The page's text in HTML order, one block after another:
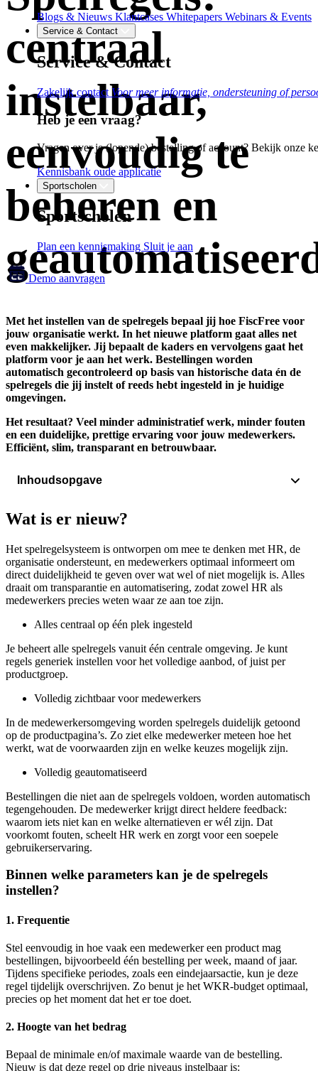
Blogs & Nieuws Klantcases Whitepapers Webinars & Events
Service & Contact
Service & Contact
Zakelijk contact Voor meer informatie, ondersteuning of
Heb je een vraag?
Vragen over je (lopende) bestelling of account? Bekijk onze
Kennisbank oude applicatie
Sportscholen
Sportscholen
Plan een kennismaking Sluit je aan
Demo aanvragen
centraal
instelbaar,
eenvoudig te
beheren en
Met het instellen van de spelregels bepaal jij hoe FiscFree voor
jouw organisatie werkt. In het nieuwe platform gaat alles net
even makkelijker. Jij bepaalt de kaders en vervolgens gaat het
platform voor je aan het werk. Bestellingen worden
automatisch gecontroleerd op basis van historische data én de
spelregels die jij instelt of reeds hebt ingesteld in je huidige
omgevingen.
Het resultaat? Veel minder administratief werk, minder fouten
en een duidelijke, prettige ervaring voor jouw medewerkers.
Efficiënt, slim, transparant en betrouwbaar.
Inhoudsopgave
Wat is er nieuw?
De kracht van slimme regels
Meer nieuwe features
Verrekeningsbronnen beheren: centraal, flexibel en eenvoudig
Wat is er nieuw?
Het spelregelsysteem is ontworpen om mee te denken met HR, de
organisatie ondersteunt, en medewerkers optimaal informeert om
direct duidelijkheid te geven over wat wel of niet mogelijk is. Alles
draait om transparantie en automatisering, zodat zowel HR als
medewerkers precies weten waar ze aan toe zijn.
Alles centraal op één plek ingesteld
Je beheert alle spelregels vanuit één centrale omgeving. Je kunt
regels generiek instellen voor het volledige aanbod, of juist per
productgroep.
Volledig zichtbaar voor medewerkers
In de medewerkersomgeving worden spelregels duidelijk getoond
op de productpagina’s. Zo ziet elke medewerker meteen hoe het
werkt, wat de voorwaarden zijn en welke keuzes mogelijk zijn.
Volledig geautomatiseerd
Bestellingen die niet aan de spelregels voldoen, worden automatisch
tegengehouden. De medewerker krijgt direct heldere feedback:
waarom iets niet kan en welke alternatieven er wél zijn. Dat
voorkomt fouten, scheelt HR werk en zorgt voor een soepele
gebruikerservaring.
Binnen welke parameters kan je de spelregels
instellen?
1. Frequentie
Stel eenvoudig in hoe vaak een medewerker een product mag
bestellingen, bijvoorbeeld één bestelling per week, maand of jaar.
Tijdens specifieke periodes, zoals een eindejaarsactie, kun je deze
regel tijdelijk overschrijven. Zo benut je het WKR-budget optimaal,
precies op het moment dat het er toe doet.
2. Hoogte van het bedrag
Bepaal de minimale en/of maximale waarde van de bestelling.
Nieuw is dat deze regel op drie niveaus instelbaar is: